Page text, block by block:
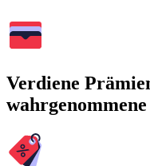
Verdiene